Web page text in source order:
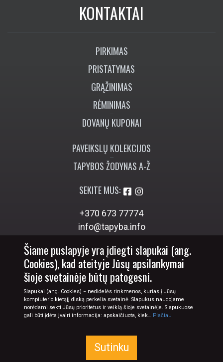
KONTAKTAI
PIRKIMAS
PRISTATYMAS
GRĄŽINIMAS
RĖMINIMAS
DOVANŲ KUPONAI
PAVEIKSLŲ KOLEKCIJOS
TAPYBOS ŽODYNAS A-Ž
SEKITE MUS:
+370 673 77774
info@tapyba.info
© 2026 Tapyba.info - paveikslai internetu
Šiame puslapyje yra įdiegti slapukai (ang.
Cookies), kad ateityje Jūsų apsilankymai
šioje svetainėje būtų patogesni.
Slapukai (ang. Cookies) − nedidelės rinkmenos, kurias į Jūsų
kompiuterio kietąjį diską perkelia svetainė. Slapukus naudojame
norėdami sekti Jūsų prioritetus ir veiklą šioje svetainėje. Slapukuose
gali būti įdėta įvairi informacija: apskaičiuota, kiek… Plačiau
Sutinku